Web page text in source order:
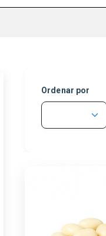
Ordenar por